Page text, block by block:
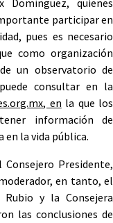
Domínguez, quienes
participar en
pues es necesario
como organización
un observatorio de
consultar en la
en la que los
información de
la vida pública.
Presidente,
en tanto, el
Rubio y la Consejera
las conclusiones de